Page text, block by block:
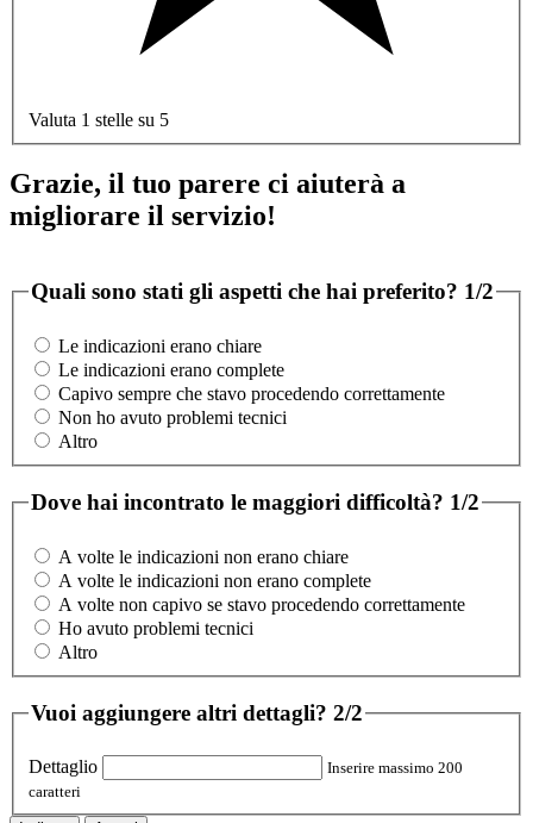
Valuta 1 stelle su 5
Grazie, il tuo parere ci aiuterà a
migliorare il servizio!
Quali sono stati gli aspetti che hai preferito? 1/2
Le indicazioni erano chiare
Le indicazioni erano complete
Capivo sempre che stavo procedendo correttamente
Non ho avuto problemi tecnici
Altro
Dove hai incontrato le maggiori difficoltà? 1/2
A volte le indicazioni non erano chiare
A volte le indicazioni non erano complete
A volte non capivo se stavo procedendo correttamente
Ho avuto problemi tecnici
Altro
Vuoi aggiungere altri dettagli? 2/2
Dettaglio
Inserire massimo 200
caratteri